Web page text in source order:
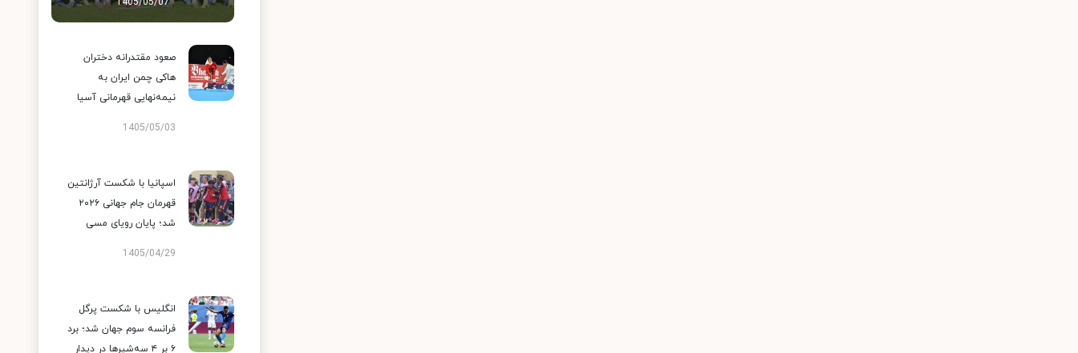
صعود مقتدرانه دختران
هاکی چمن ایران به
نیمه‌نهایی قهرمانی آسیا
1405/05/03
اسپانیا با شکست آرژانتین
قهرمان جام جهانی ۲۰۲۶
شد؛ پایان رویای مسی
1405/04/29
انگلیس با شکست پرگل
فرانسه سوم جهان شد؛ برد
۶ بر ۴ سه‌شیرها در دیدار